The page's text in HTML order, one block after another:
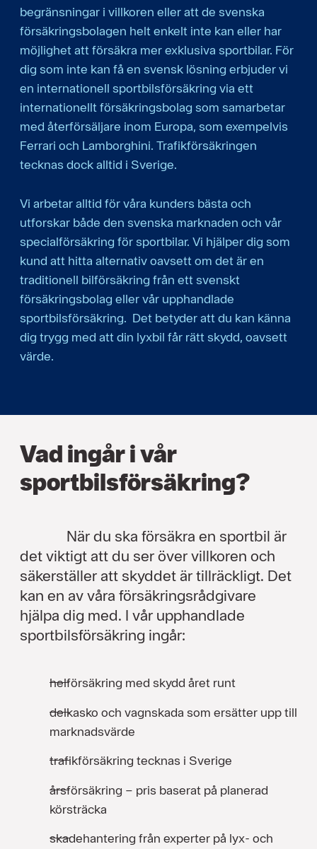
begränsningar i villkoren eller att de svenska
försäkringsbolagen helt enkelt inte kan eller har
möjlighet att försäkra mer exklusiva sportbilar. För
dig som inte kan få en svensk lösning erbjuder vi
en internationell sportbilsförsäkring via ett
internationellt försäkringsbolag som samarbetar
med återförsäljare inom Europa, som exempelvis
Ferrari och Lamborghini. Trafikförsäkringen
tecknas dock alltid i Sverige.
Vi arbetar alltid för våra kunders bästa och
utforskar både den svenska marknaden och vår
specialförsäkring för sportbilar. Vi hjälper dig som
kund att hitta alternativ oavsett om det är en
traditionell bilförsäkring från ett svenskt
försäkringsbolag eller vår upphandlade
sportbilsförsäkring. Det betyder att du kan känna
dig trygg med att din lyxbil får rätt skydd, oavsett
värde.
Vad ingår i vår
sportbilsförsäkring?
När du ska försäkra en sportbil är
det viktigt att du ser över villkoren och
säkerställer att skyddet är tillräckligt. Det
kan en av våra försäkringsrådgivare
hjälpa dig med. I vår upphandlade
sportbilsförsäkring ingår:
helförsäkring med skydd året runt
delkasko och vagnskada som ersätter upp till
marknadsvärde
trafikförsäkring tecknas i Sverige
årsförsäkring – pris baserat på planerad
körsträcka
skadehantering från experter på lyx- och